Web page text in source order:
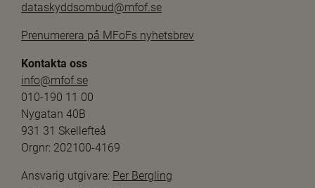
dataskyddsombud@mfof.se
Prenumerera på MFoFs nyhetsbrev
Kontakta oss
info@mfof.se
010-190 11 00
Nygatan 40B
931 31 Skellefteå
Orgnr: 202100-4169
Ansvarig utgivare: Per Bergling